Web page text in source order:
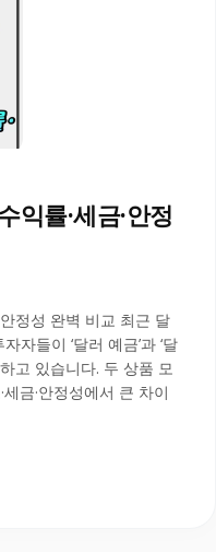
익률·세금·안정
정성 완벽 비교 최근 달
자들이 ‘달러 예금’과 ‘달
고 있습니다. 두 상품 모
금·안정성에서 큰 차이